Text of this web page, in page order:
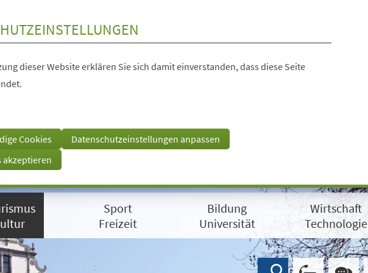
dieser Website erklären Sie sich damit einverstanden, dass diese Seite
Cookies
Datenschutzeinstellungen anpassen
akzeptieren
Sport
Freizeit
Bildung
Universität
Wirtschaft
Technologie